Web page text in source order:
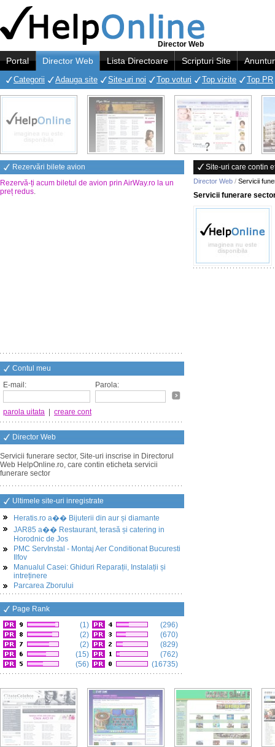
Director Web
Portal Director Web Lista Directoare Scripturi Site
Categorii Adauga site Site-uri noi Top voturi Top vizite Top PR
Rezervări bilete avion
Rezervă-ți acum biletul de avion prin AirWay.ro la un
preț redus.
Contul meu
E-mail:
Parola:
parola uitata creare cont
Director Web
Servicii funerare sector, Site-uri inscrise in Directorul
Web HelpOnline.ro, care contin eticheta servicii
funerare sector
Ultimele site-uri inregistrate
Heratis.ro a�� Bijuterii din aur și diamante
JAR85 a�� Restaurant, terasă și catering in
Horodnic de Jos
PMC ServInstal - Montaj Aer Conditionat Bucuresti
Ilfov
Manualul Casei: Ghiduri Reparații, Instalații și
intreținere
Parcarea Zborului
Page Rank
(1)
(2)
(2)
(15)
(56)
(296)
(670)
(829)
(762)
(16735)
Site-uri care contin
Director Web / Servicii
Servicii funerare